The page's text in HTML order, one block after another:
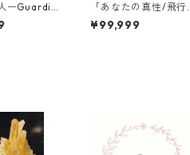
ーGuardia
ー」
「あなたの真性/飛行
石のように〜Blue ene
rgy〜」
¥99,999